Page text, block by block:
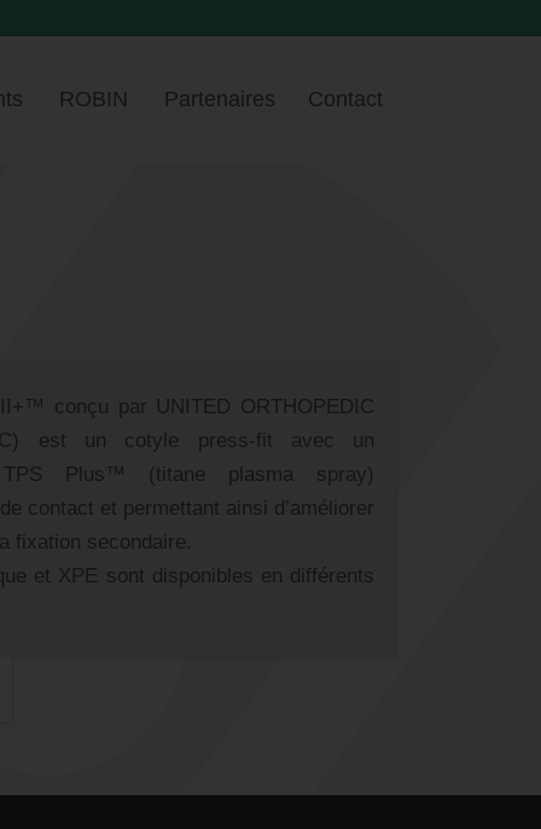
ROBIN Partenaires Contact
conçu par UNITED ORTHOPEDIC
est un cotyle press-fit avec un
TPS Plus™ (titane plasma spray)
contact et permettant ainsi d’améliorer
fixation secondaire.
et XPE sont disponibles en différents